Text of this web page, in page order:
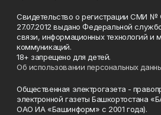
Свидетельство о регистрации СМИ
27.07.2012 выдано Федеральной
связи, информационных технологий и
коммуникаций.
18+ запрещено для детей.
Об использовании персональных
Общественная электрогазета -
электронной газеты Башкортостана
ОАО ИА «Башинформ» с 2001 года).